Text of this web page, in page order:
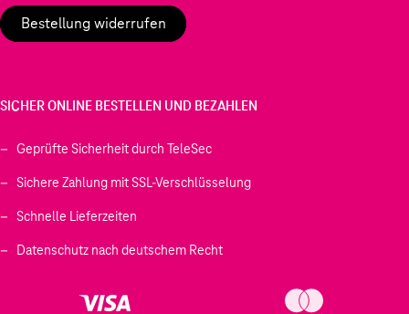
Bestellung widerrufen
SICHER ONLINE BESTELLEN UND BEZAHLEN
Geprüfte Sicherheit durch TeleSec
Sichere Zahlung mit SSL-Verschlüsselung
Schnelle Lieferzeiten
Datenschutz nach deutschem Recht